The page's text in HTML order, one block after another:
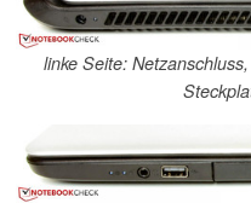
linke Seite: